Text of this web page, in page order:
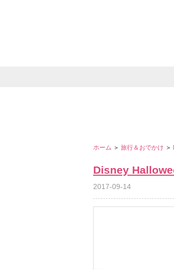
ホーム ＞ 旅行＆おでかけ ＞
Disney
2017-09-14